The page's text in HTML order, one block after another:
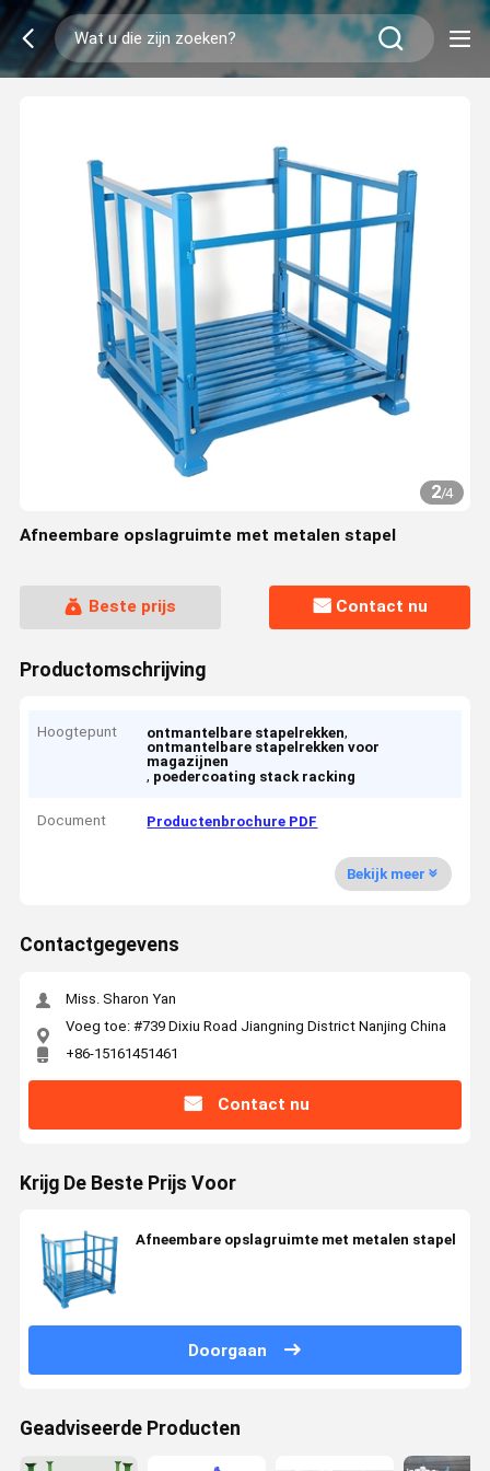
2/4
Afneembare opslagruimte met metalen stapel
Beste prijs Contact nu
Productomschrijving
Hoogtepunt ontmantelbare stapelrekken,
ontmantelbare stapelrekken voor
magazijnen
, poedercoating stack racking
Document Productenbrochure PDF
Bekijk meer
Contactgegevens
Miss. Sharon Yan
Voeg toe: #739 Dixiu Road Jiangning District Nanjing China
+86-15161451461
Contact nu
Krijg De Beste Prijs Voor
Afneembare opslagruimte met metalen stapel
Doorgaan
Geadviseerde Producten